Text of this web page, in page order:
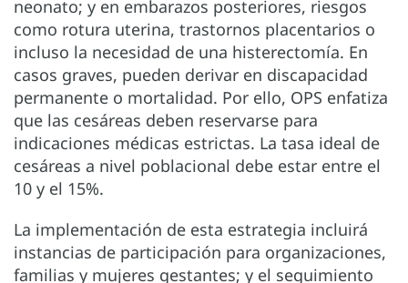
neonato; y en embarazos posteriores, riesgos
como rotura uterina, trastornos placentarios o
incluso la necesidad de una histerectomía. En
casos graves, pueden derivar en discapacidad
permanente o mortalidad. Por ello, OPS enfatiza
que las cesáreas deben reservarse para
indicaciones médicas estrictas. La tasa ideal de
cesáreas a nivel poblacional debe estar entre el
10 y el 15%.
La implementación de esta estrategia incluirá
instancias de participación para organizaciones,
familias y mujeres gestantes; y el seguimiento